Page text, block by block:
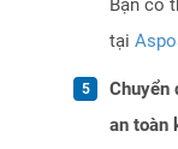
Bạn có
tại
Chuyển
an toàn